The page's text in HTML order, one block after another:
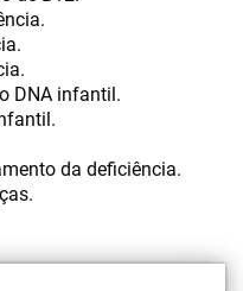
DNA infantil.
da deficiência.